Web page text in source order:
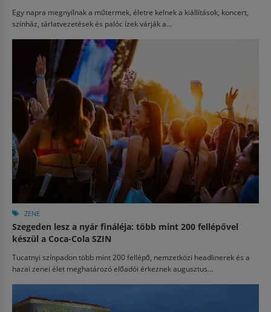
Egy napra megnyílnak a műtermek, életre kelnek a kiállítások, koncert,
színház, tárlatvezetések és palóc ízek várják a...
ZENE
Szegeden lesz a nyár fináléja: több mint 200 fellépővel
készül a Coca-Cola SZIN
Tucatnyi színpadon több mint 200 fellépő, nemzetközi headlinerek és a
hazai zenei élet meghatározó előadói érkeznek augusztus...